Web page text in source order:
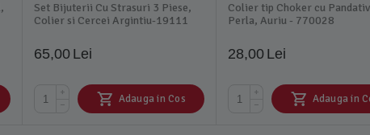
Set Bijuterii Cu Strasuri 3 Piese,
Colier si Cercei Argintiu-19111
65,00 Lei
+
−
Adauga in Cos
Colier tip Choker cu Pandativ
Perla, Auriu - 770028
28,00 Lei
+
−
Adauga in